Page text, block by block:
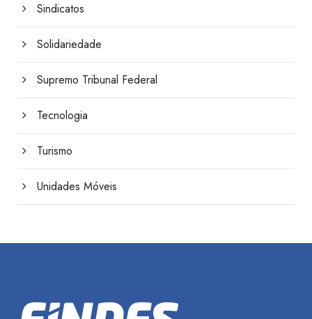
Sindicatos
Solidariedade
Supremo Tribunal Federal
Tecnologia
Turismo
Unidades Móveis